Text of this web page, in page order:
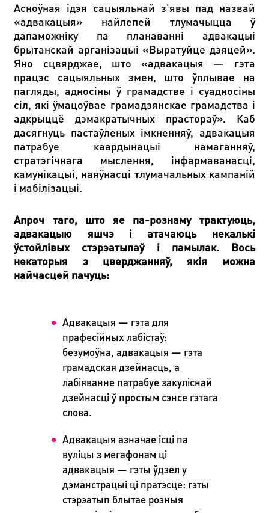
Асноўная ідэя сацыяльнай з'явы пад назвай
«адвакацыя» найлепей тлумачыцца ў
дапаможніку па планаванні адвакацыі
брытанскай арганізацыі «Выратуйце дзяцей».
Яно сцвярджае, што «адвакацыя — гэта
працэс сацыяльных змен, што ўплывае на
пагляды, адносіны ў грамадстве і суадносіны
сіл, які ўмацоўвае грамадзянскае грамадства і
адкрыццё дэмакратычных прастораў». Каб
дасягнуць пастаўленых імкненняў, адвакацыя
патрабуе каардынацыі намаганняў,
стратэгічнага мыслення, інфармаванасці,
камунікацыі, наяўнасці тлумачальных кампаній
і мабілізацыі.
Апроч таго, што яе па-рознаму трактуюць,
адвакацыю яшчэ і атачаюць некалькі
ўстойлівых стэрэатыпаў і памылак. Вось
некаторыя з цверджанняў, якія можна
найчасцей пачуць:
Адвакацыя — гэта для
прафесійных лабістаў:
безумоўна, адвакацыя — гэта
грамадская дзейнасць, а
лабіяванне патрабуе закуліснай
дзейнасці ў простым сэнсе гэтага
слова.
Адвакацыя азначае ісці па
вуліцы з мегафонам ці
адвакацыя — гэты ўдзел у
дэманстрацыі ці пратэсце: гэты
стэрэатып блытае розныя